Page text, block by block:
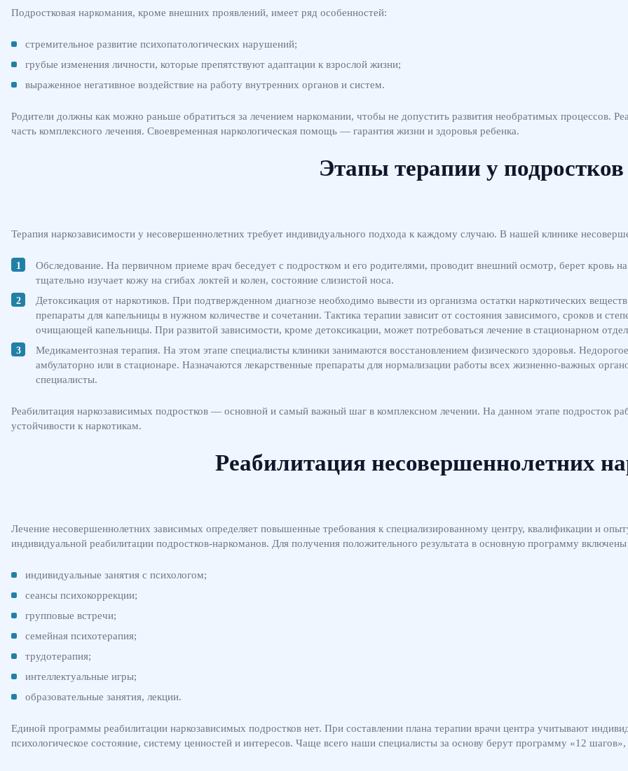
Подростковая наркомания, кроме внешних проявлений, имеет ряд особенностей:
стремительное развитие психопатологических нарушений;
грубые изменения личности, которые препятствуют адаптации к взрослой жизни;
выраженное негативное воздействие на работу внутренних органов и систем.
Родители должны как можно раньше обратиться за лечением наркомании, чтобы не допустить развития необратимых процессов.
часть комплексного лечения. Своевременная наркологическая помощь — гарантия жизни и здоровья ребенка.
Этапы терапии у подростков
Терапия наркозависимости у несовершеннолетних требует индивидуального подхода к каждому случаю. В нашей клинике
Обследование. На первичном приеме врач беседует с подростком и его родителями, проводит внешний осмотр, берет кровь
тщательно изучает кожу на сгибах локтей и колен, состояние слизистой носа.
Детоксикация от наркотиков. При подтвержденном диагнозе необходимо вывести из организма остатки наркотических
препараты для капельницы в нужном количестве и сочетании. Тактика терапии зависит от состояния зависимого, сроков и
очищающей капельницы. При развитой зависимости, кроме детоксикации, может потребоваться лечение в стационарном
Медикаментозная терапия. На этом этапе специалисты клиники занимаются восстановлением физического здоровья.
амбулаторно или в стационаре. Назначаются лекарственные препараты для нормализации работы всех жизненно-важных
специалисты.
Реабилитация наркозависимых подростков — основной и самый важный шаг в комплексном лечении. На данном этапе подросток
устойчивости к наркотикам.
Реабилитация несовершеннолетних
Лечение несовершеннолетних зависимых определяет повышенные требования к специализированному центру, квалификации и
индивидуальной реабилитации подростков-наркоманов. Для получения положительного результата в основную программу
индивидуальные занятия с психологом;
сеансы психокоррекции;
групповые встречи;
семейная психотерапия;
трудотерапия;
интеллектуальные игры;
образовательные занятия, лекции.
Единой программы реабилитации наркозависимых подростков нет. При составлении плана терапии врачи центра учитывают
психологическое состояние, систему ценностей и интересов. Чаще всего наши специалисты за основу берут программу «12